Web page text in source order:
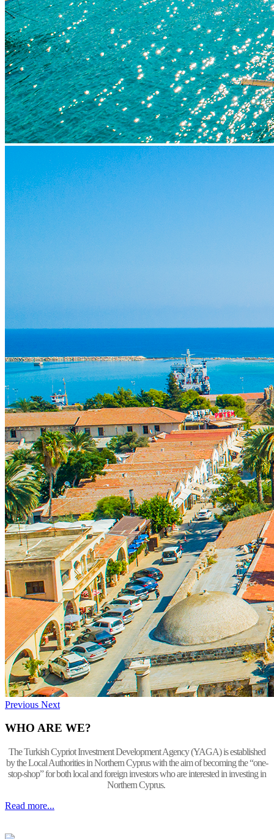
Previous Next
WHO ARE WE?
The Turkish Cypriot Investment Development Agency (YAGA) is established
by the Local Authorities in Northern Cyprus with the aim of becoming the “one-
stop-shop” for both local and foreign investors who are interested in investing in
Northern Cyprus.
Read more...